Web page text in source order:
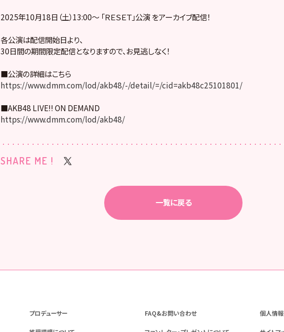
2025年10月18日（土）13:00～ 「ＲＥＳＥＴ」公演 をアーカイブ配信！
各公演は配信開始日より、
30日間の期間限定配信となりますので、お見逃しなく！
■公演の詳細はこちら
https://www.dmm.com/lod/akb48/-/detail/=/cid=akb48c25101801/
■AKB48 LIVE!! ON DEMAND
https://www.dmm.com/lod/akb48/
SHARE ME !
一覧に戻る
プロデューサー FAQ&お問い合わせ 個人情